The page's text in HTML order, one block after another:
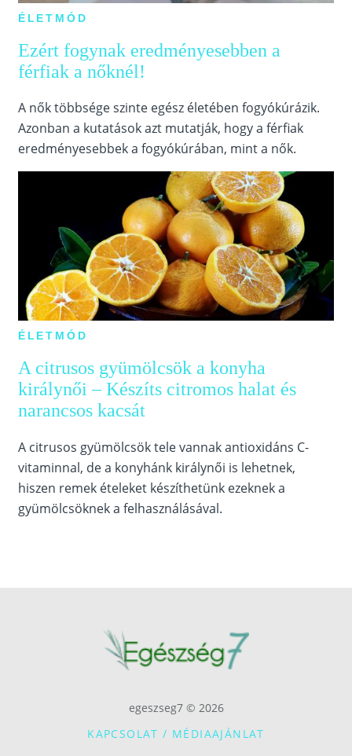
ÉLETMÓD
Ezért fogynak eredményesebben a
férfiak a nőknél!
A nők többsége szinte egész életében fogyókúrázik.
Azonban a kutatások azt mutatják, hogy a férfiak
eredményesebbek a fogyókúrában, mint a nők.
ÉLETMÓD
A citrusos gyümölcsök a konyha
királynői – Készíts citromos halat és
narancsos kacsát
A citrusos gyümölcsök tele vannak antioxidáns C-
vitaminnal, de a konyhánk királynői is lehetnek,
hiszen remek ételeket készíthetünk ezeknek a
gyümölcsöknek a felhasználásával.
egeszseg7 © 2026
KAPCSOLAT / MÉDIAAJÁNLAT